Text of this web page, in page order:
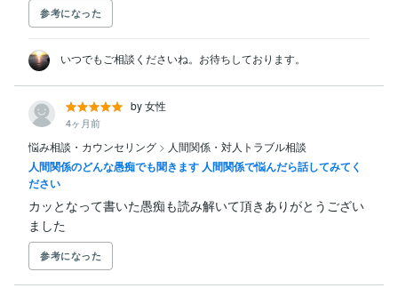
参考になった
いつでもご相談くださいね。お待ちしております。
by 女性
4ヶ月前
悩み相談・カウンセリング > 人間関係・対人トラブル相談
人間関係のどんな愚痴でも聞きます 人間関係で悩んだら話してみてく
ださい
カッとなって書いた愚痴も読み解いて頂きありがとうござい
ました
参考になった